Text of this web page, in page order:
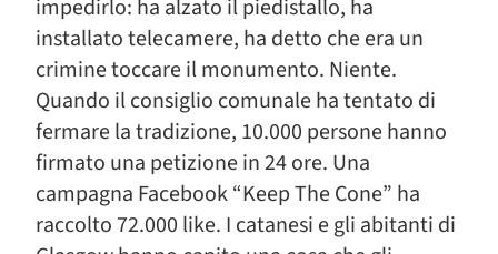
impedirlo: ha alzato il piedistallo, ha
installato telecamere, ha detto che era un
crimine toccare il monumento. Niente.
Quando il consiglio comunale ha tentato di
fermare la tradizione, 10.000 persone hanno
firmato una petizione in 24 ore. Una
campagna Facebook “Keep The Cone” ha
raccolto 72.000 like. I catanesi e gli abitanti di